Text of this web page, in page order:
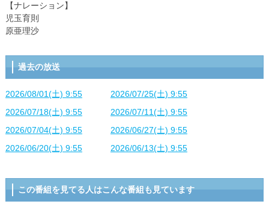
【ナレーション】
児玉育則
原亜理沙
過去の放送
2026/08/01(土) 9:55
2026/07/25(土) 9:55
2026/07/18(土) 9:55
2026/07/11(土) 9:55
2026/07/04(土) 9:55
2026/06/27(土) 9:55
2026/06/20(土) 9:55
2026/06/13(土) 9:55
この番組を見てる人はこんな番組も見ています